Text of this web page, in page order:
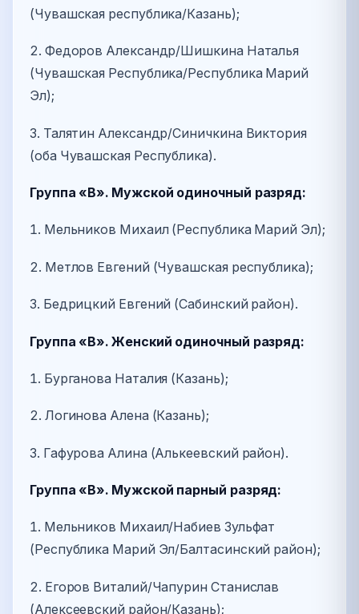
(Чувашская республика/Казань);
2. Федоров Александр/Шишкина Наталья
(Чувашская Республика/Республика Марий
Эл);
3. Талятин Александр/Синичкина Виктория
(оба Чувашская Республика).
Группа «В». Мужской одиночный разряд:
1. Мельников Михаил (Республика Марий Эл);
2. Метлов Евгений (Чувашская республика);
3. Бедрицкий Евгений (Сабинский район).
Группа «В». Женский одиночный разряд:
1. Бурганова Наталия (Казань);
2. Логинова Алена (Казань);
3. Гафурова Алина (Алькеевский район).
Группа «В». Мужской парный разряд:
1. Мельников Михаил/Набиев Зульфат
(Республика Марий Эл/Балтасинский район);
2. Егоров Виталий/Чапурин Станислав
(Алексеевский район/Казань);